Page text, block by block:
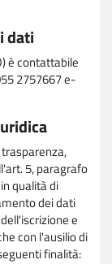
dati
è contattabile
2757667 e-
5, paragrafo
qualità di
dei dati
e
con l'ausilio di
finalità: